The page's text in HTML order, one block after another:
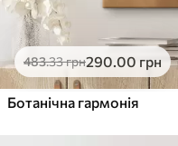
483.33грн290.00 грн
Ботанічна гармонія